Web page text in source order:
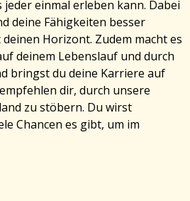
einmal erleben kann. Dabei
deine Fähigkeiten besser
Horizont. Zudem macht es
deinem Lebenslauf und durch
bringst du deine Karriere auf
dir, durch unsere
zu stöbern. Du wirst
Chancen es gibt, um im